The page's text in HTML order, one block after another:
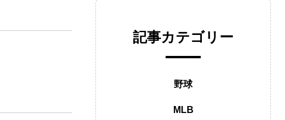
記事カテゴリー
野球
MLB